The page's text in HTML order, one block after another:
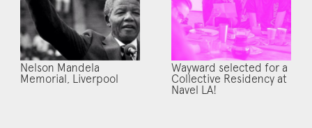
Nelson Mandela
Memorial, Liverpool
Wayward selected for a
Collective Residency at
Navel LA!